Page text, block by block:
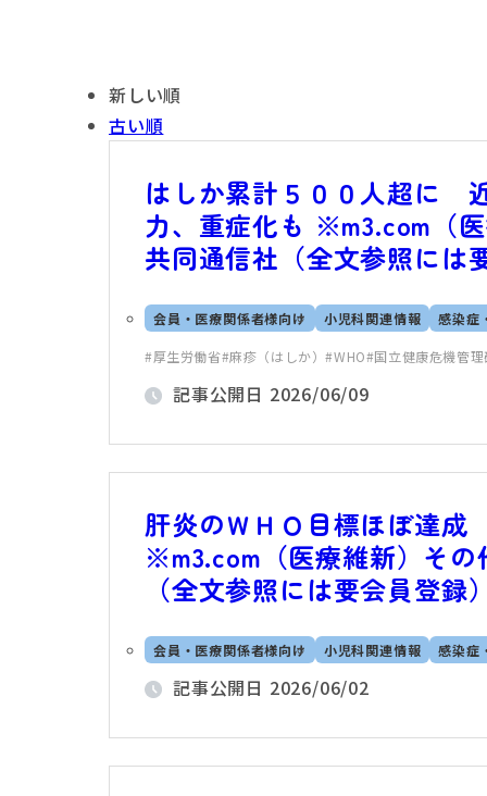
新しい順
古い順
はしか累計５００人超に
力、重症化も ※m3.com（
共同通信社（全文参照には
会員・医療関係者様向け 小児科関連情報 感染症
厚生労働省 麻疹（はしか） WHO 国立健康危機管
記事公開日 2026/06/09
肝炎のＷＨＯ目標ほぼ達
※m3.com（医療維新）そ
（全文参照には要会員登録
会員・医療関係者様向け 小児科関連情報 感染症
記事公開日 2026/06/02